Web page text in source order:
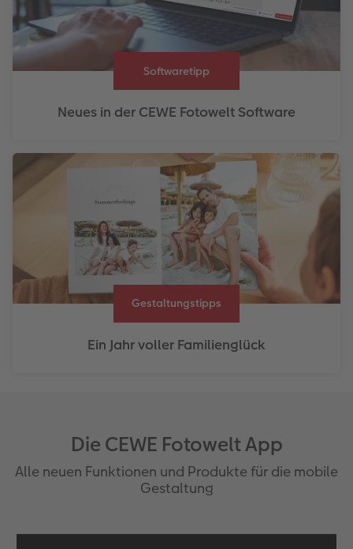
Softwaretipp
Neues in der CEWE Fotowelt Software
Gestaltungstipps
Ein Jahr voller Familienglück
Die CEWE Fotowelt App
Alle neuen Funktionen und Produkte für die mobile
Gestaltung